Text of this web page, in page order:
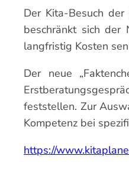
Der Kita-Besuch
beschränkt sich der
langfristig Kosten
Der neue
feststellen. Zur
Kompetenz bei
https://